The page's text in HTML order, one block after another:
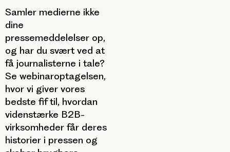
Samler medierne ikke
dine
pressemeddelelser op,
og har du svært ved at
få journalisterne i tale?
Se webinaroptagelsen,
hvor vi giver vores
bedste fif til, hvordan
videnstærke B2B-
virksomheder får deres
historier i pressen og